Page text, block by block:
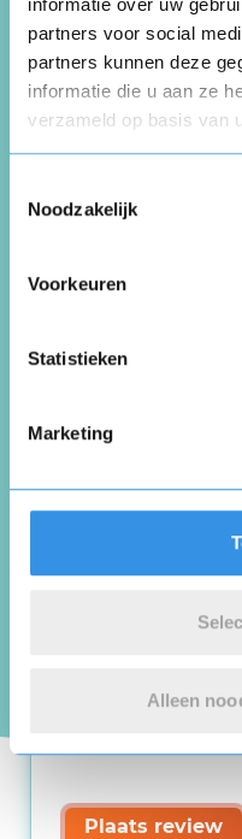
partners voor social
partners kunnen deze
informatie die u aan ze
verzameld op basis van
Noodzakelijk
Voorkeuren
Statistieken
Marketing
Alleen
Schrijf
Plaats review